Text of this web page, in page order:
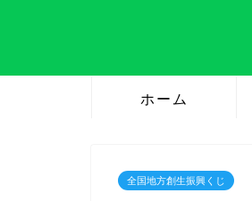
ホーム
全国地方創生振興くじ